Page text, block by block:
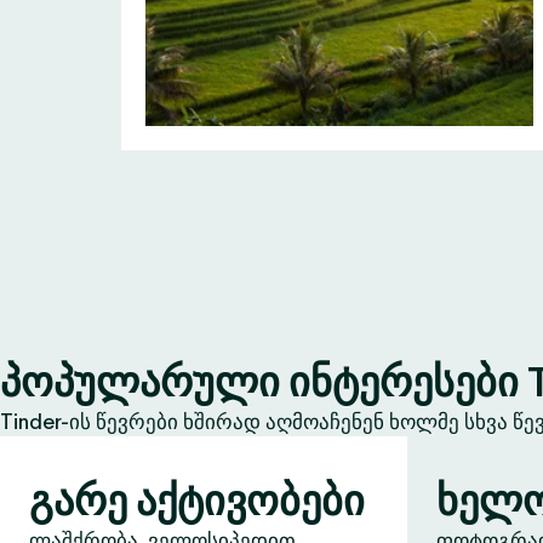
პოპულარული ინტერესები
Tinder-ის წევრები ხშირად აღმოაჩენენ ხოლმე სხვა
გარე აქტივობები